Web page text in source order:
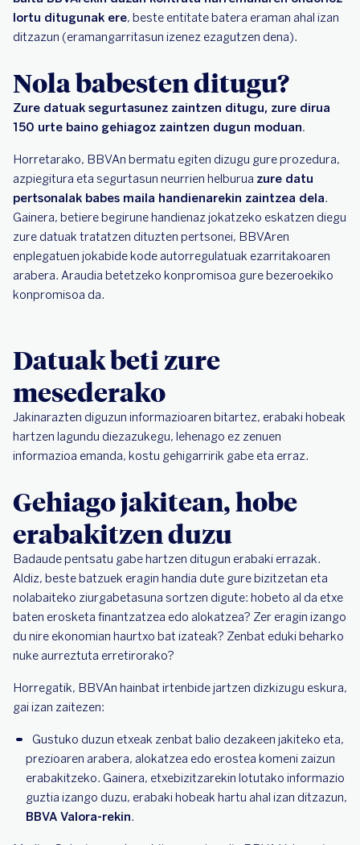
lortu ditugunak ere, beste entitate batera eraman ahal izan
ditzazun (eramangarritasun izenez ezagutzen dena).
Nola babesten ditugu?
Zure datuak segurtasunez zaintzen ditugu, zure dirua
150 urte baino gehiagoz zaintzen dugun moduan.
Horretarako, BBVAn bermatu egiten dizugu gure prozedura,
azpiegitura eta segurtasun neurrien helburua zure datu
pertsonalak babes maila handienarekin zaintzea dela.
Gainera, betiere begirune handienaz jokatzeko eskatzen diegu
zure datuak tratatzen dituzten pertsonei, BBVAren
enplegatuen jokabide kode autorregulatuak ezarritakoaren
arabera. Araudia betetzeko konpromisoa gure bezeroekiko
konpromisoa da.
Datuak beti zure
mesederako
Jakinarazten diguzun informazioaren bitartez, erabaki hobeak
hartzen lagundu diezazukegu, lehenago ez zenuen
informazioa emanda, kostu gehigarririk gabe eta erraz.
Gehiago jakitean, hobe
erabakitzen duzu
Badaude pentsatu gabe hartzen ditugun erabaki errazak.
Aldiz, beste batzuek eragin handia dute gure bizitzetan eta
nolabaiteko ziurgabetasuna sortzen digute: hobeto al da etxe
baten erosketa finantzatzea edo alokatzea? Zer eragin izango
du nire ekonomian haurtxo bat izateak? Zenbat eduki beharko
nuke aurreztuta erretirorako?
Horregatik, BBVAn hainbat irtenbide jartzen dizkizugu eskura,
gai izan zaitezen:
Gustuko duzun etxeak zenbat balio dezakeen jakiteko eta,
prezioaren arabera, alokatzea edo erostea komeni zaizun
erabakitzeko. Gainera, etxebizitzarekin lotutako informazio
guztia izango duzu, erabaki hobeak hartu ahal izan ditzazun,
BBVA Valora-rekin.